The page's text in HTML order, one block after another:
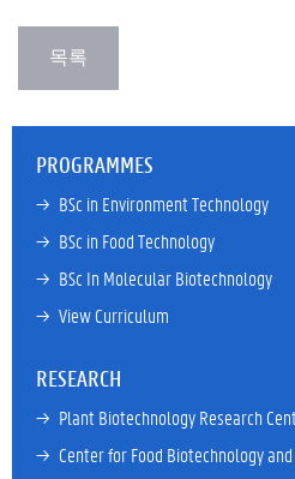
PROGRAMMES
→ BSc in Environment Technology
→ BSc in Food Technology
→ BSc In Molecular Biotechnology
→ View Curriculum
RESEARCH
→ Plant Biotechnology Research
→ Center for Food Biotechnology